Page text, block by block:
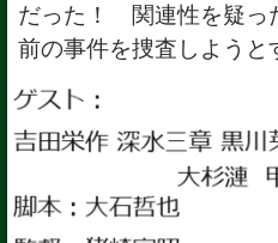
だった！ 関連性を疑っ
前の事件を捜査しようと